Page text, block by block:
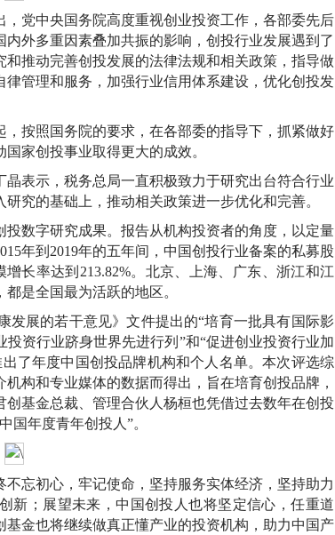
党中央国务院高度重视创业投资工作，各部委先后
外多重因素叠加共振的影响，创投行业发展遇到了
推动完善创投发展的法律法规和相关政策，指导做
管理和服务，加强行业信用体系建设，优化创投发
按照国务院的要求，在各部委的指导下，抓紧做好
家创投事业取得更大的成效。
表示，税务总局一直积极致力于研究出台符合行业
究的基础上，推动相关政策进一步优化和完善。
数字研究成果。报告从机构投资者的角度，以定量
年到2019年的五年间，中国创投行业备案的私募股
长率达到213.82%。北京、上海、广东、浙江和江
是全国最为活跃的地区。
展的若干意见》文件提出的“培育一批具有国际影
资行业跻身世界先进行列”和“促进创业投资行业加
了年度中国创投品牌机构和个人名单。本次评选综
构和专业媒体的数据而得出，旨在培育创投品牌，
基金总裁、管理合伙人杨桓也凭借过去数年在创投
国年度青年创投人”。
忘初心，牢记使命，坚持服务实体经济，坚持助力
新；展望未来，中国创投人也将坚定信心，任重道
金也将继续做真正懂产业的投资机构，助力中国产